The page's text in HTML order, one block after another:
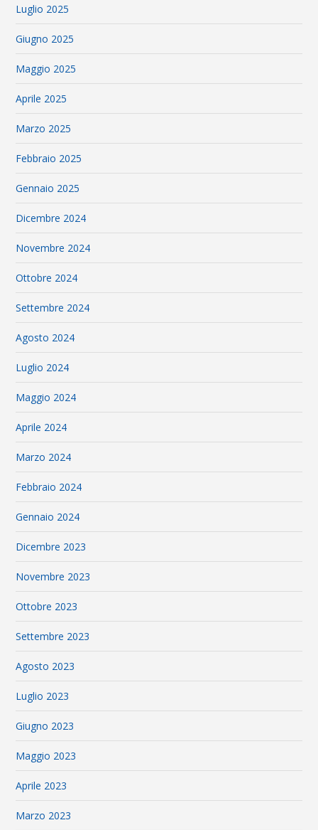
Luglio 2025
Giugno 2025
Maggio 2025
Aprile 2025
Marzo 2025
Febbraio 2025
Gennaio 2025
Dicembre 2024
Novembre 2024
Ottobre 2024
Settembre 2024
Agosto 2024
Luglio 2024
Maggio 2024
Aprile 2024
Marzo 2024
Febbraio 2024
Gennaio 2024
Dicembre 2023
Novembre 2023
Ottobre 2023
Settembre 2023
Agosto 2023
Luglio 2023
Giugno 2023
Maggio 2023
Aprile 2023
Marzo 2023